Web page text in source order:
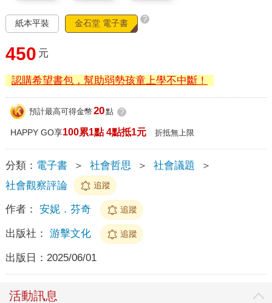
紙本平裝 金石堂 電子書 ?
450 元
認購希望書包，幫助弱勢孩童上學不中斷！
預計最高可得金幣 20點 ?
HAPPY GO享100累1點 4點抵1元 折抵無上限
分類： 電子書 ＞ 社會哲思 ＞ 社會議題
＞
社會觀察評論
追蹤
作者： 安妮．芬奇 追蹤
出版社： 游擊文化 追蹤
出版日： 2025/06/01
活動訊息